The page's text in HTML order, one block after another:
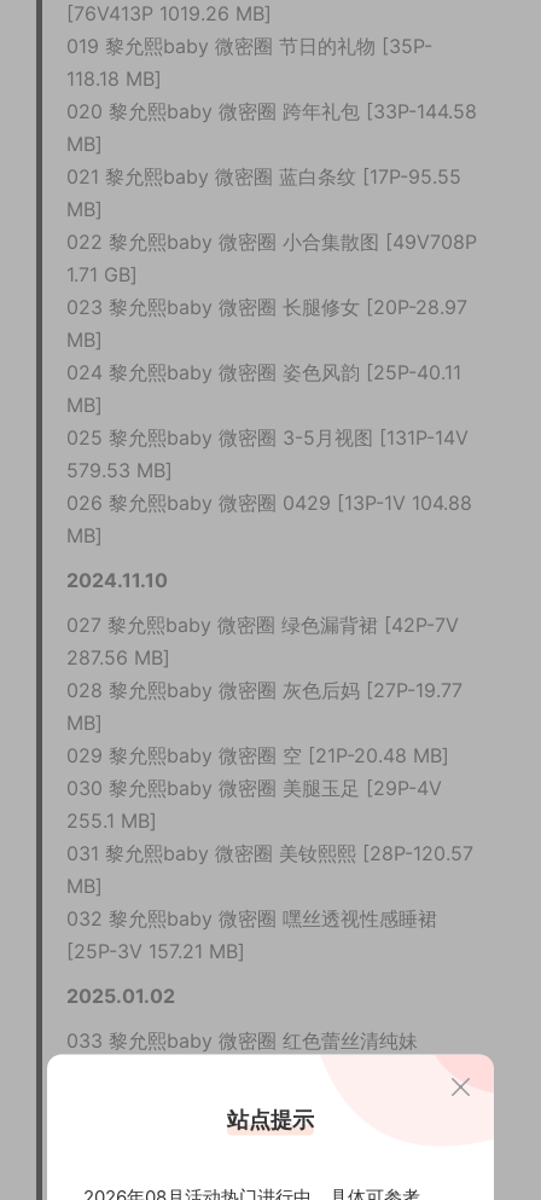
[76V413P 1019.26 MB]
019 黎允熙baby 微密圈 节日的礼物 [35P-
118.18 MB]
020 黎允熙baby 微密圈 跨年礼包 [33P-144.58
MB]
021 黎允熙baby 微密圈 蓝白条纹 [17P-95.55
MB]
022 黎允熙baby 微密圈 小合集散图 [49V708P
1.71 GB]
023 黎允熙baby 微密圈 长腿修女 [20P-28.97
MB]
024 黎允熙baby 微密圈 姿色风韵 [25P-40.11
MB]
025 黎允熙baby 微密圈 3-5月视图 [131P-14V
579.53 MB]
026 黎允熙baby 微密圈 0429 [13P-1V 104.88
MB]
2024.11.10
027 黎允熙baby 微密圈 绿色漏背裙 [42P-7V
287.56 MB]
028 黎允熙baby 微密圈 灰色后妈 [27P-19.77
MB]
029 黎允熙baby 微密圈 空 [21P-20.48 MB]
030 黎允熙baby 微密圈 美腿玉足 [29P-4V
255.1 MB]
031 黎允熙baby 微密圈 美钕熙熙 [28P-120.57
MB]
032 黎允熙baby 微密圈 嘿丝透视性感睡裙
[25P-3V 157.21 MB]
2025.01.02
033 黎允熙baby 微密圈 红色蕾丝清纯妹
034 黎允熙baby 觅圈 红色[15P5V-100MB]
035 黎允熙baby 觅圈 女友风透视衬衣[48P3V-
站点提示